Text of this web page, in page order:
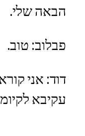
הבאה שלי.
פבלוב: טוב.
דוד: אני
עקיבא